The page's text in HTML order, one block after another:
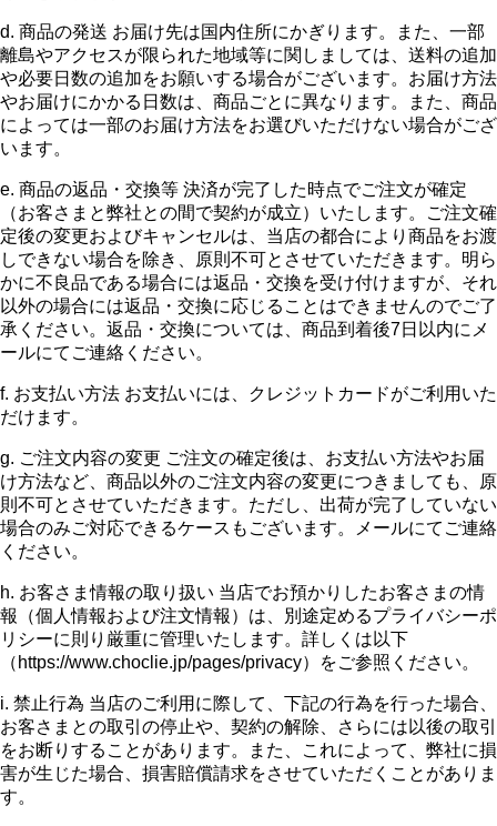
d. 商品の発送 お届け先は国内住所にかぎります。また、一部
離島やアクセスが限られた地域等に関しましては、送料の追加
や必要日数の追加をお願いする場合がございます。お届け方法
やお届けにかかる日数は、商品ごとに異なります。また、商品
によっては一部のお届け方法をお選びいただけない場合がござ
います。
e. 商品の返品・交換等 決済が完了した時点でご注文が確定
（お客さまと弊社との間で契約が成立）いたします。ご注文確
定後の変更およびキャンセルは、当店の都合により商品をお渡
しできない場合を除き、原則不可とさせていただきます。明ら
かに不良品である場合には返品・交換を受け付けますが、それ
以外の場合には返品・交換に応じることはできませんのでご了
承ください。返品・交換については、商品到着後7日以内にメ
ールにてご連絡ください。
f. お支払い方法 お支払いには、クレジットカードがご利用いた
だけます。
g. ご注文内容の変更 ご注文の確定後は、お支払い方法やお届
け方法など、商品以外のご注文内容の変更につきましても、原
則不可とさせていただきます。ただし、出荷が完了していない
場合のみご対応できるケースもございます。メールにてご連絡
ください。
h. お客さま情報の取り扱い 当店でお預かりしたお客さまの情
報（個人情報および注文情報）は、別途定めるプライバシーポ
リシーに則り厳重に管理いたします。詳しくは以下
（https://www.choclie.jp/pages/privacy）をご参照ください。
i. 禁止行為 当店のご利用に際して、下記の行為を行った場合、
お客さまとの取引の停止や、契約の解除、さらには以後の取引
をお断りすることがあります。また、これによって、弊社に損
害が生じた場合、損害賠償請求をさせていただくことがありま
す。